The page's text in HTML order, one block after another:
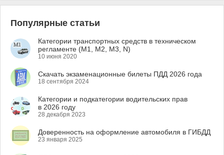
Популярные статьи
Категории транспортных средств в техническом
регламенте (M1, M2, M3, N)
10 июня 2020
Скачать экзаменационные билеты ПДД 2026 года
18 сентября 2024
Категории и подкатегории водительских прав
в 2026 году
28 декабря 2023
Доверенность на оформление автомобиля в ГИБДД
23 января 2025